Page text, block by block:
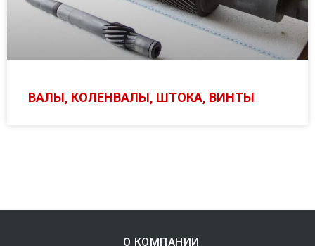
ВАЛЫ, КОЛЕНВАЛЫ, ШТОКА, ВИНТЫ
О КОМПАНИИ